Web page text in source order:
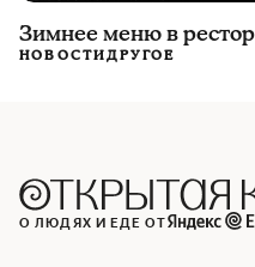
Зимнее меню в
НОВОСТИДРУГОЕ
О ЛЮДЯХ И ЕДЕ ОТ